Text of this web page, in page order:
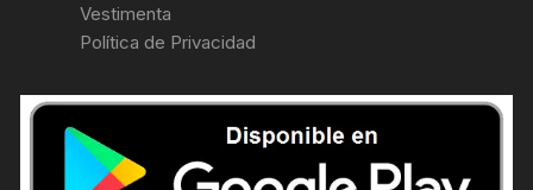
Vestimenta
Política de Privacidad